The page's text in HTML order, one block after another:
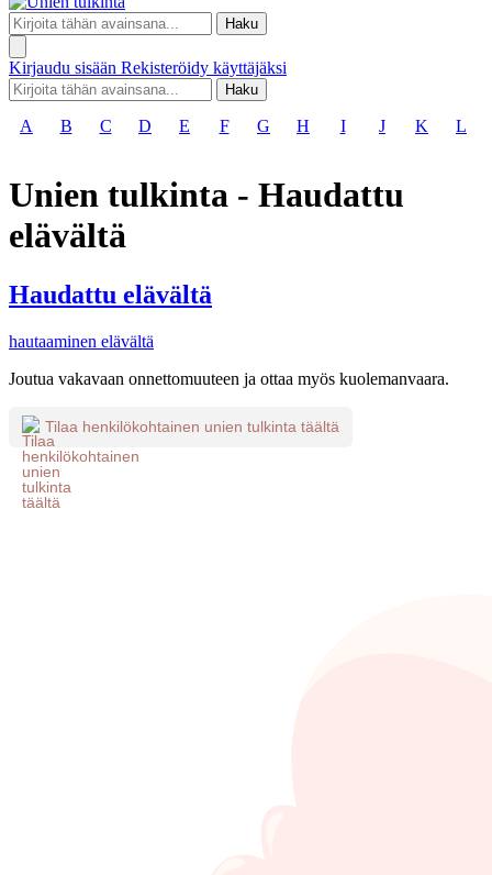
Haku
Kirjaudu sisään Rekisteröidy käyttäjäksi
Haku
A B C D E F G H I J K L
Unien tulkinta - Haudattu
elävältä
Haudattu elävältä
hautaaminen elävältä
Joutua vakavaan onnettomuuteen ja ottaa myös kuolemanvaara.
Tilaa henkilökohtainen unien tulkinta täältä